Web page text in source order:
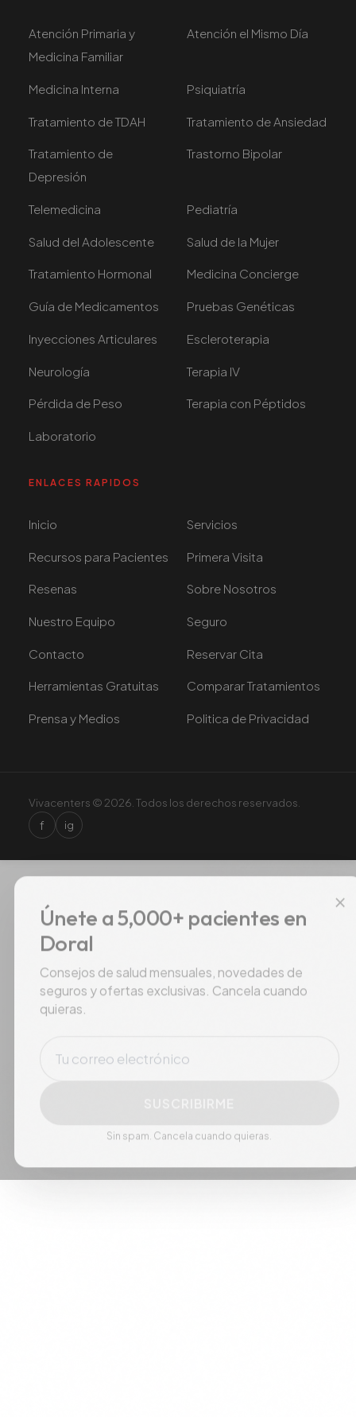
Atención Primaria y
Medicina Familiar
Atención el Mismo Día
Medicina Interna Psiquiatría
Tratamiento de TDAH Tratamiento de Ansiedad
Tratamiento de
Depresión
Trastorno Bipolar
Telemedicina Pediatría
Salud del Adolescente Salud de la Mujer
Tratamiento Hormonal Medicina Concierge
Guía de Medicamentos Pruebas Genéticas
Inyecciones Articulares Escleroterapia
Neurología Terapia IV
Pérdida de Peso Terapia con Péptidos
Laboratorio
ENLACES RAPIDOS
Inicio Servicios
Recursos para Pacientes Primera Visita
Resenas Sobre Nosotros
Nuestro Equipo Seguro
Contacto Reservar Cita
Herramientas Gratuitas Comparar Tratamientos
Prensa y Medios Politica de Privacidad
Vivacenters © 2026. Todos los derechos reservados.
f ig
×
Únete a 5,000+ pacientes en
Doral
Consejos de salud mensuales, novedades de
seguros y ofertas exclusivas. Cancela cuando
quieras.
Sin spam. Cancela cuando quieras.